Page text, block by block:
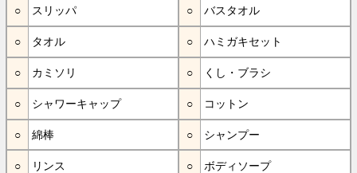
スリッパ バスタオル
タオル ハミガキセット
カミソリ くし・ブラシ
シャワーキャップ コットン
綿棒 シャンプー
リンス ボディソープ